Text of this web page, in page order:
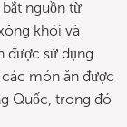
nguồn từ
khói và
được sử dụng
món ăn được
Quốc, trong đó